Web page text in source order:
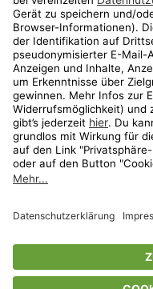
Aktionen
Travel
* Streichpreise
Herstellers.